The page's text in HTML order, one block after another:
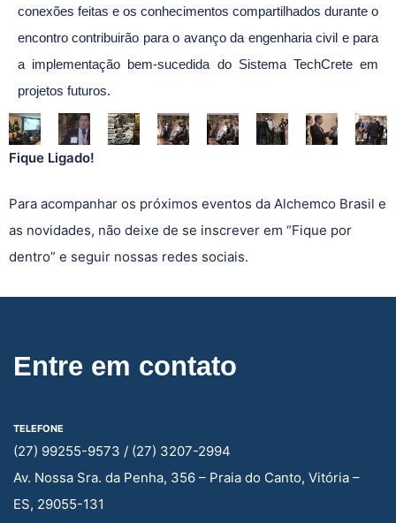
conexões feitas e os conhecimentos compartilhados durante o
encontro contribuirão para o avanço da engenharia civil e para
a implementação bem-sucedida do Sistema TechCrete em
projetos futuros.
Fique Ligado!
Para acompanhar os próximos eventos da Alchemco Brasil e
as novidades, não deixe de se inscrever em “Fique por
dentro” e seguir nossas redes sociais.
Entre em contato
TELEFONE
(27) 99255-9573 / (27) 3207-2994
Av. Nossa Sra. da Penha, 356 – Praia do Canto, Vitória –
ES, 29055-131